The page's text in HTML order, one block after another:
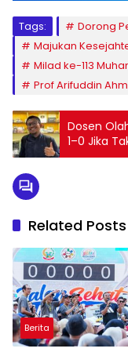
Tags:
Dorong
Majukan
Milad ke-113
Prof Arifuddin
Dosen
1–0 Jika
Related Posts
Berita